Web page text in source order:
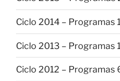
Ciclo 2014 – Programas
Ciclo 2013 – Programas
Ciclo 2012 – Programas